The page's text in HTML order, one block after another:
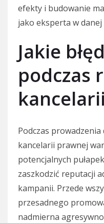
efekty i budowanie
jako eksperta w
Jakie
podczas
Podczas prowadzenia
kancelarii prawnej
potencjalnych
zaszkodzić reputacji
kampanii. Przede
przesadnego
nadmierna